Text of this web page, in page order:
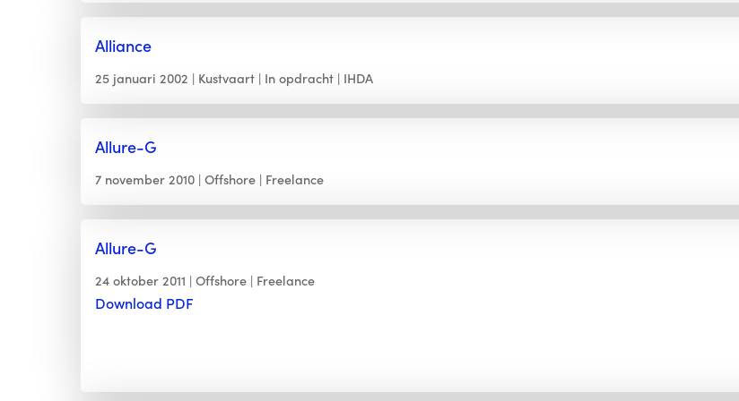
Alliance
25 januari 2002 Kustvaart In opdracht IHDA
Allure-G
7 november 2010 Offshore Freelance
Allure-G
24 oktober 2011 Offshore Freelance
Download PDF